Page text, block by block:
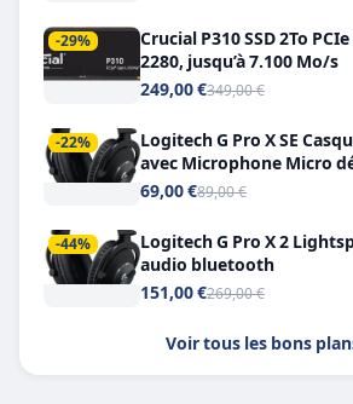
-29%
Crucial P310 SSD 2To
2280, jusqu’à 7.100 Mo/s
249,00 €349,00 €
-22%
Logitech G Pro X SE
avec Microphone Micro
Headphone X 7.1
69,00 €89,00 €
-44%
Logitech G Pro X 2
audio bluetooth
151,00 €269,00 €
Voir tous les bons